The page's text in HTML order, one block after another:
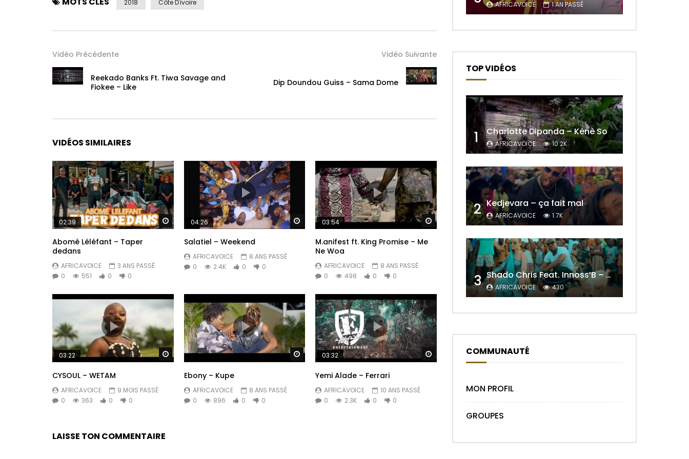
2018 Côte D'ivoire
Vidéo Précédente
Reekado Banks Ft. Tiwa Savage and
Fiokee – Like
Vidéo Suivante
Dip Doundou Guiss – Sama Dome
VIDÉOS SIMILAIRES
Regarder Plus Tard
02:39
Abomé Léléfant – Taper
dedans
AFRICAVOICE
3 ANS PASSÉ
0
551 0 0
Regarder Plus Tard
04:26
Salatiel – Weekend
AFRICAVOICE
8 ANS PASSÉ
0
2.4K 0 0
Regarder Plus Tard
03:54
M.anifest ft. King Promise – Me
Ne Woa
AFRICAVOICE
8 ANS PASSÉ
0
498 0 0
Regarder Plus Tard
03:22
CYSOUL – WETAM
AFRICAVOICE
9 MOIS PASSÉ
0
363 0 0
Regarder Plus Tard
Ebony – Kupe
AFRICAVOICE
8 ANS PASSÉ
0
896 0 0
Regarder Plus Tard
03:32
Yemi Alade – Ferrari
AFRICAVOICE
10 ANS PASSÉ
0
2.3K 0 0
LAISSE TON COMMENTAIRE
AFRICAVOICE 1 AN PASSÉ
TOP VIDÉOS
1 Charlotte Dipanda – Kénè So
AFRICAVOICE 10.2K
2 Kedjevara – ça fait mal
AFRICAVOICE 1.7K
3 Shado Chris Feat. Innoss’B – Cabri Mort (Remix)
AFRICAVOICE 430
COMMUNAUTÉ
MON PROFIL
GROUPES